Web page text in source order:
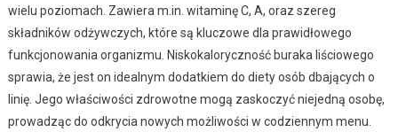
wielu poziomach. Zawiera m.in. witaminę C, A, oraz szereg
składników odżywczych, które są kluczowe dla prawidłowego
funkcjonowania organizmu. Niskokaloryczność buraka liściowego
sprawia, że jest on idealnym dodatkiem do diety osób dbających o
linię. Jego właściwości zdrowotne mogą zaskoczyć niejedną osobę,
prowadząc do odkrycia nowych możliwości w codziennym menu.